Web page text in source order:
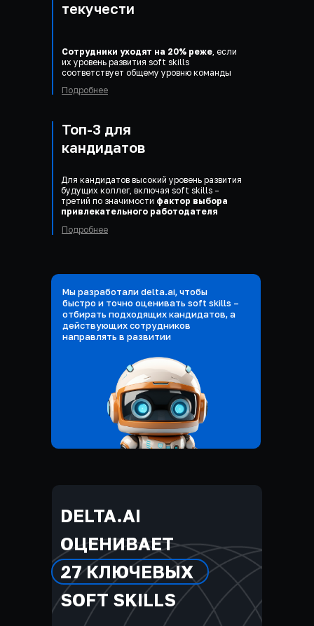
текучести
Подробнее
Сотрудники уходят на 20% реже, если
их уровень развития soft skills
соответствует общему уровню команды
Топ-3 для
кандидатов
Для кандидатов высокий уровень развития
будущих коллег, включая soft skills –
третий по значимости фактор выбора
привлекательного работодателя
Подробнее
Мы разработали delta.ai, чтобы
быстро и точно оценивать soft skills –
отбирать подходящих кандидатов, а
действующих сотрудников
направлять в развитии
DELTA.AI
ОЦЕНИВАЕТ
27 КЛЮЧЕВЫХ
SOFT SKILLS